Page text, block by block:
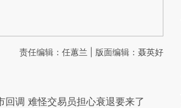
责任编辑：任蕙兰 | 版面编辑：聂英好
调 难怪交易员担心衰退要来了